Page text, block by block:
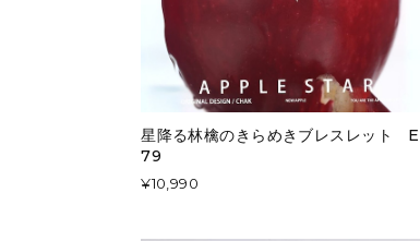
星降る林檎のきらめきブレスレット
79
¥10,990